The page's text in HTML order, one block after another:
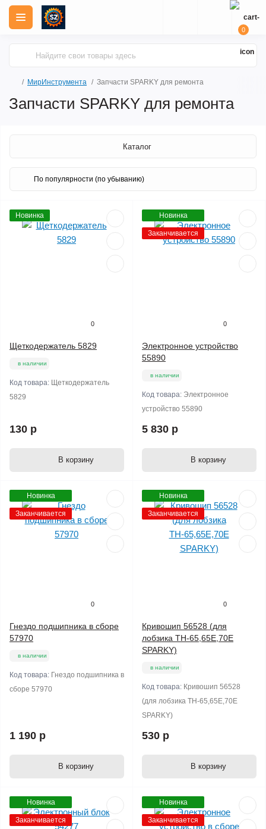
0
МирИнструмента Запчасти SPARKY для ремонта
Запчасти SPARKY для ремонта
Каталог
Новинка
0
Щеткодержатель 5829
в наличии
Код товара: Щеткодержатель
5829
130 р
В корзину
Новинка
Заканчивается
0
Электронное устройство
55890
в наличии
Код товара: Электронное
устройство 55890
5 830 р
В корзину
Новинка
Заканчивается
0
Гнездо подшипника в сборе
57970
в наличии
Код товара: Гнездо подшипника в
сборе 57970
1 190 р
В корзину
Новинка
Заканчивается
0
Кривошип 56528 (для
лобзика ТН-65,65Е,70Е
SPARKY)
в наличии
Код товара: Кривошип 56528
(для лобзика ТН-65,65Е,70Е
SPARKY)
530 р
В корзину
Новинка
Заканчивается
Новинка
Заканчивается